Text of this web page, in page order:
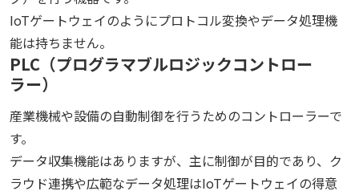
IoTゲートウェイのようにプロトコル変換やデータ処理機
能は持ちません。
PLC（プログラマブルロジックコントロー
ラー）
産業機械や設備の自動制御を行うためのコントローラーで
す。
データ収集機能はありますが、主に制御が目的であり、ク
ラウド連携や広範なデータ処理はIoTゲートウェイの得意